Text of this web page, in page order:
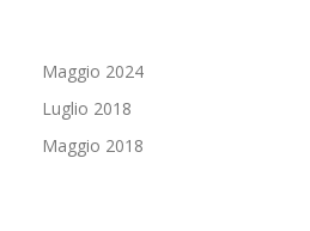
Maggio 2024
Luglio 2018
Maggio 2018